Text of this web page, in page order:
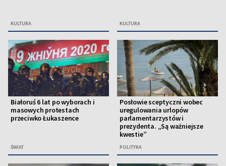
KULTURA KULTURA
Białoruś 6 lat po wyborach i
masowych protestach
przeciwko Łukaszence
ŚWIAT
Posłowie sceptyczni wobec
uregulowania urlopów
parlamentarzystów i
prezydenta. „Są ważniejsze
kwestie”
POLITYKA